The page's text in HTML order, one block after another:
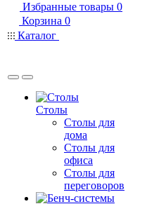
Избранные товары 0
Корзина 0
Каталог
Столы
Столы для
дома
Столы для
офиса
Столы для
переговоров